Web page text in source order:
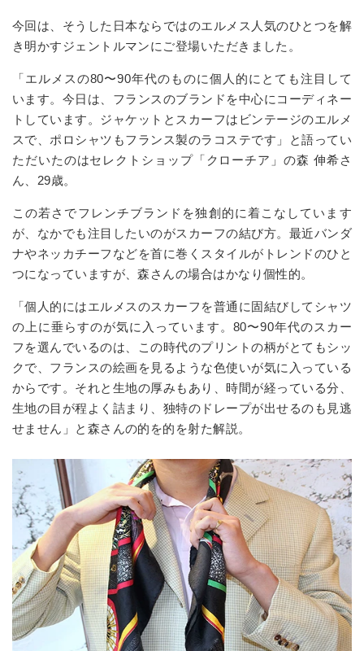
今回は、そうした日本ならではのエルメス人気のひとつを解
き明かすジェントルマンにご登場いただきました。
「エルメスの80〜90年代のものに個人的にとても注目して
います。今日は、フランスのブランドを中心にコーディネー
トしています。ジャケットとスカーフはビンテージのエルメ
スで、ポロシャツもフランス製のラコステです」と語ってい
ただいたのはセレクトショップ「クローチア」の森 伸希さ
ん、29歳。
この若さでフレンチブランドを独創的に着こなしています
が、なかでも注目したいのがスカーフの結び方。最近バンダ
ナやネッカチーフなどを首に巻くスタイルがトレンドのひと
つになっていますが、森さんの場合はかなり個性的。
「個人的にはエルメスのスカーフを普通に固結びしてシャツ
の上に垂らすのが気に入っています。80〜90年代のスカー
フを選んでいるのは、この時代のプリントの柄がとてもシッ
クで、フランスの絵画を見るような色使いが気に入っている
からです。それと生地の厚みもあり、時間が経っている分、
生地の目が程よく詰まり、独特のドレープが出せるのも見逃
せません」と森さんの的を的を射た解説。